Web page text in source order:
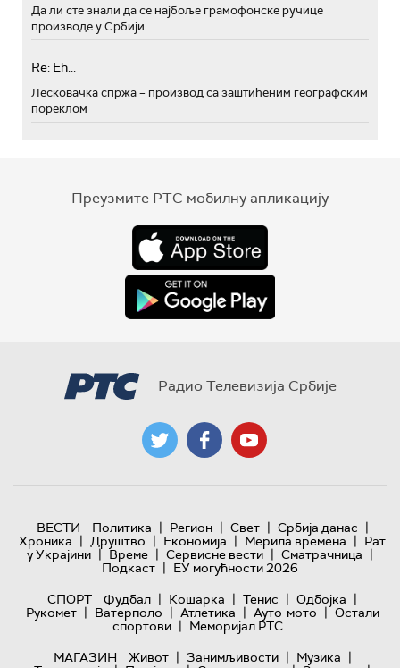
Да ли сте знали да се најбоље грамофонске ручице
производе у Србији
Re: Eh...
Лесковачка спржа – производ са заштићеним географским
пореклом
Преузмите РТС мобилну апликацију
Радио Телевизија Србије
ВЕСТИ Политика | Регион | Свет | Србија данас |
Хроника | Друштво | Економија | Мерила времена | Рат
у Украјини | Време | Сервисне вести | Сматрачница |
Подкаст | ЕУ могућности 2026
СПОРТ
Фудбал | Кошарка | Тенис | Одбојка |
Рукомет | Ватерполо | Атлетика | Ауто-мото | Остали
спортови | Меморијал РТС
МАГАЗИН
Живот | Занимљивости | Музика |